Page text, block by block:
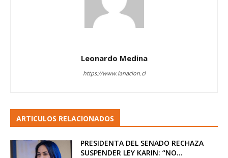
Leonardo Medina
https://www.lanacion.cl
ARTICULOS RELACIONADOS
PRESIDENTA DEL SENADO RECHAZA
SUSPENDER LEY KARIN: “NO...